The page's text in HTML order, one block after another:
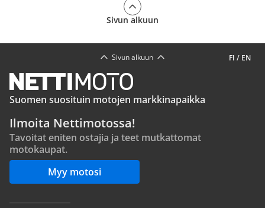
Sivun alkuun
FI / EN
Sivun alkuun
Suomen suosituin motojen markkinapaikka
Ilmoita Nettimotossa!
Tavoitat eniten ostajia ja teet mutkattomat
motokaupat.
Myy motosi